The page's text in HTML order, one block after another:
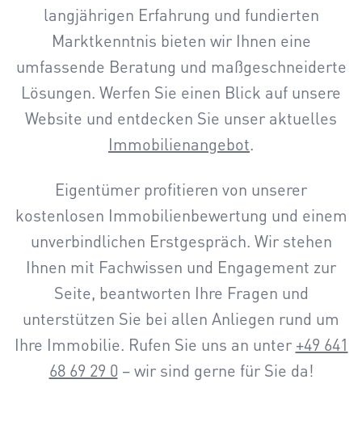
langjährigen Erfahrung und fundierten
Marktkenntnis bieten wir Ihnen eine
umfassende Beratung und maßgeschneiderte
Lösungen. Werfen Sie einen Blick auf unsere
Website und entdecken Sie unser aktuelles
Immobilienangebot.
Eigentümer profitieren von unserer
kostenlosen Immobilienbewertung und einem
unverbindlichen Erstgespräch. Wir stehen
Ihnen mit Fachwissen und Engagement zur
Seite, beantworten Ihre Fragen und
unterstützen Sie bei allen Anliegen rund um
Ihre Immobilie. Rufen Sie uns an unter +49 641
68 69 29 0 – wir sind gerne für Sie da!